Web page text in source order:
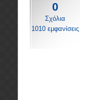
0
Σχόλια
1010 εμφανίσεις